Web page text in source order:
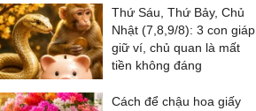
Thứ Sáu, Thứ Bảy, Chủ
Nhật (7,8,9/8): 3 con giáp
giữ ví, chủ quan là mất
tiền không đáng
Cách để chậu hoa giấy